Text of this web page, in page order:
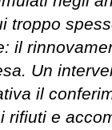
troppo
il
Un
il
rifiuti e